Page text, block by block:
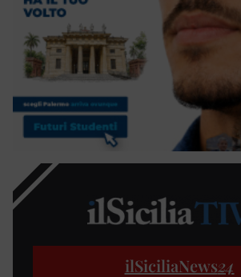
ilSiciliaNews24